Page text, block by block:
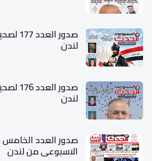
صدور
لندن
صدور
لندن
صدور العدد الخامس
الاسبوعي من لندن